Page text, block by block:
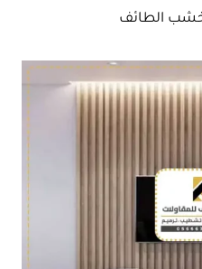
الطائف